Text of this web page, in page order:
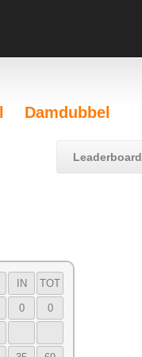
Damdubbel
Leaderboard
IN TOT
0 0